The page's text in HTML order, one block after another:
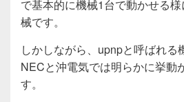
で基本的に機械1台で動かせる
械です。
しかしながら、upnpと呼ばれる
NECと沖電気では明らかに挙動
す。